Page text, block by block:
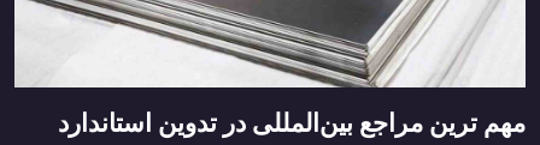
مهم‌ ترین مراجع بین‌المللی در تدوین استاندارد